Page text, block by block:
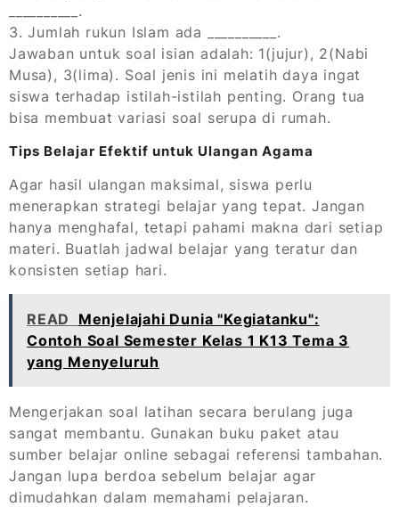
__________.
3. Jumlah rukun Islam ada __________.
Jawaban untuk soal isian adalah: 1(jujur), 2(Nabi
Musa), 3(lima). Soal jenis ini melatih daya ingat
siswa terhadap istilah-istilah penting. Orang tua
bisa membuat variasi soal serupa di rumah.
Tips Belajar Efektif untuk Ulangan Agama
Agar hasil ulangan maksimal, siswa perlu
menerapkan strategi belajar yang tepat. Jangan
hanya menghafal, tetapi pahami makna dari setiap
materi. Buatlah jadwal belajar yang teratur dan
konsisten setiap hari.
READ
Menjelajahi Dunia "Kegiatanku":
Contoh Soal Semester Kelas 1 K13 Tema 3
yang Menyeluruh
Mengerjakan soal latihan secara berulang juga
sangat membantu. Gunakan buku paket atau
sumber belajar online sebagai referensi tambahan.
Jangan lupa berdoa sebelum belajar agar
dimudahkan dalam memahami pelajaran.